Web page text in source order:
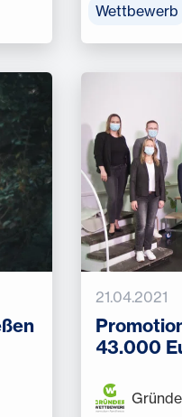
Wettbewerb
21.04.2021
43.000